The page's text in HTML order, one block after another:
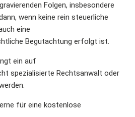
Folgen, insbesondere
wenn keine rein steuerliche
eine
Begutachtung erfolgt ist.
ein auf
spezialisierte Rechtsanwalt oder
für eine kostenlose